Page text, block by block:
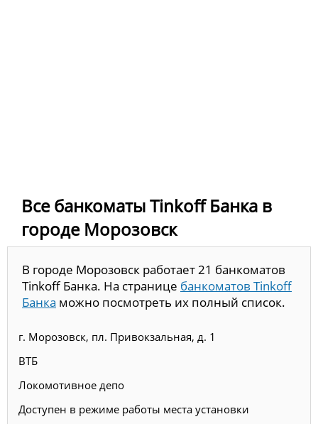
Все банкоматы Tinkoff Банка в
городе Морозовск
В городе Морозовск работает 21 банкоматов
Tinkoff Банка. На странице банкоматов Tinkoff
Банка можно посмотреть их полный список.
г. Морозовск, пл. Привокзальная, д. 1
ВТБ
Локомотивное депо
Доступен в режиме работы места установки